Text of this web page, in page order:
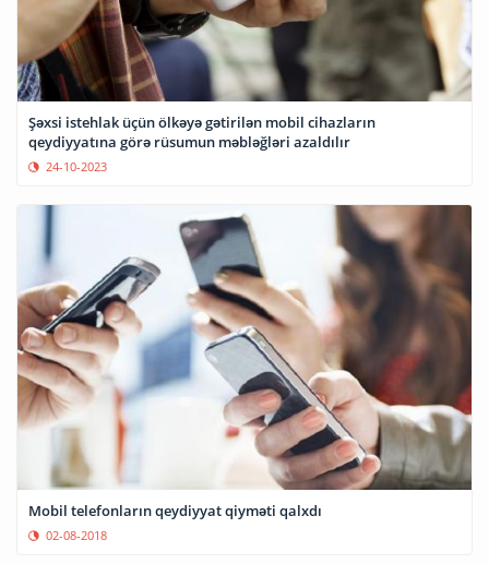
Şəxsi istehlak üçün ölkəyə gətirilən mobil cihazların
qeydiyyatına görə rüsumun məbləğləri azaldılır
24-10-2023
Mobil telefonların qeydiyyat qiyməti qalxdı
02-08-2018